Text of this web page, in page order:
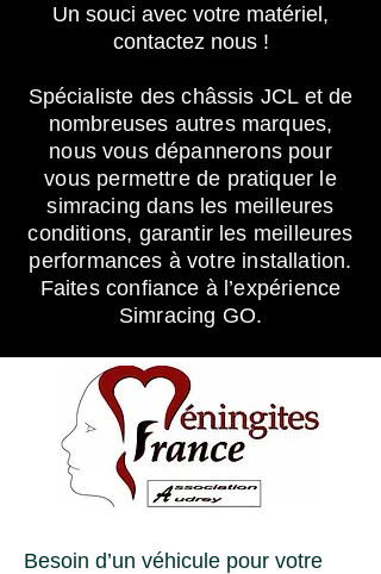
Un souci avec votre matériel,
contactez nous !
Spécialiste des châssis JCL et de
nombreuses autres marques,
nous vous dépannerons pour
vous permettre de pratiquer le
simracing dans les meilleures
conditions, garantir les meilleures
performances à votre installation.
Faites confiance à l’expérience
Simracing GO.
Besoin d’un véhicule pour votre